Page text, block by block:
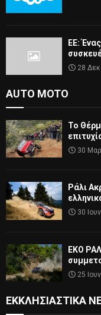
ΕΕ:
28
AUTO MOTO
Το
30
Ράλι
30
ΕΚΟ
25
ΕΚΚΛΗΣΙΑΣΤΙΚΆ